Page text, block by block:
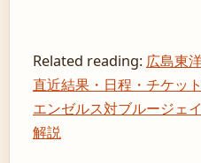
Related reading: 広島東
直近結果・日程・チケッ
エンゼルス対ブルージェ
解説